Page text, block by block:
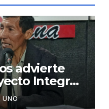
advierte
Integral
para
UNO